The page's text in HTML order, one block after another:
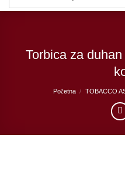
Torbica za
Početna / TOBACCO